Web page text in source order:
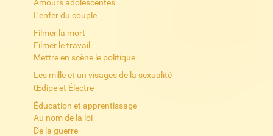
Amours adolescentes
L’enfer du couple
Filmer la mort
Filmer le travail
Mettre en scène le politique
Les mille et un visages de la sexualité
Œdipe et Électre
Éducation et apprentissage
Au nom de la loi
De la guerre